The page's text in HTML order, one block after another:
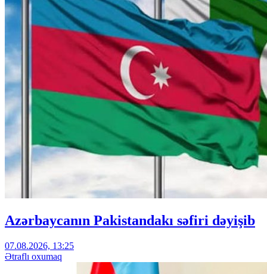
Azərbaycanın Pakistandakı səfiri dəyişib
07.08.2026, 13:25
Ətraflı oxumaq